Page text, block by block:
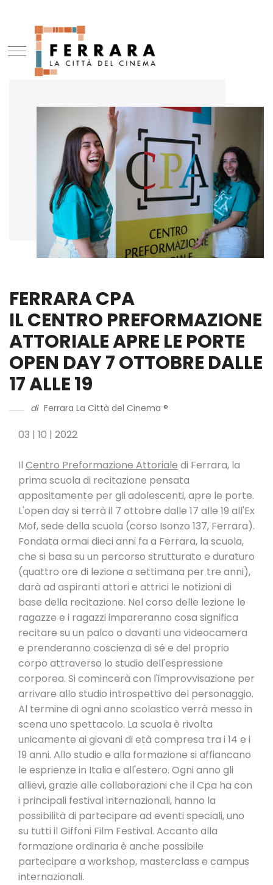
FERRARA CPA
IL CENTRO PREFORMAZIONE
ATTORIALE APRE LE PORTE
OPEN DAY 7 OTTOBRE DALLE
17 ALLE 19
di Ferrara La Città del Cinema ®
03 | 10 | 2022
Il Centro Preformazione Attoriale di Ferrara, la
prima scuola di recitazione pensata
appositamente per gli adolescenti, apre le porte.
L'open day si terrà il 7 ottobre dalle 17 alle 19 all'Ex
Mof, sede della scuola (corso Isonzo 137, Ferrara).
Fondata ormai dieci anni fa a Ferrara, la scuola,
che si basa su un percorso strutturato e duraturo
(quattro ore di lezione a settimana per tre anni),
darà ad aspiranti attori e attrici le notizioni di
base della recitazione. Nel corso delle lezione le
ragazze e i ragazzi impareranno cosa significa
recitare su un palco o davanti una videocamera
e prenderanno coscienza di sé e del proprio
corpo attraverso lo studio dell'espressione
corporea. Si comincerà con l'improvvisazione per
arrivare allo studio introspettivo del personaggio.
Al termine di ogni anno scolastico verrà messo in
scena uno spettacolo. La scuola è rivolta
unicamente ai giovani di età compresa tra i 14 e i
19 anni. Allo studio e alla formazione si affiancano
le esprienze in Italia e all'estero. Ogni anno gli
allievi, grazie alle collaborazioni che il Cpa ha con
i principali festival internazionali, hanno la
possibilità di partecipare ad eventi speciali, uno
su tutti il Giffoni Film Festival. Accanto alla
formazione ordinaria è anche possibile
partecipare a workshop, masterclass e campus
internazionali.